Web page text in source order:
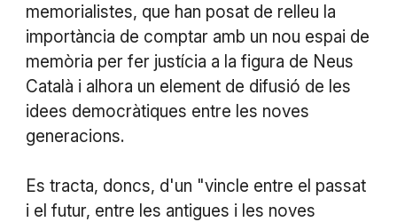
memorialistes, que han posat de relleu la
importància de comptar amb un nou espai de
memòria per fer justícia a la figura de Neus
Català i alhora un element de difusió de les
idees democràtiques entre les noves
generacions.
Es tracta, doncs, d'un "vincle entre el passat
i el futur, entre les antigues i les noves